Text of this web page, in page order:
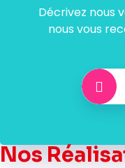
Décrivez nous
nous vous
Nos